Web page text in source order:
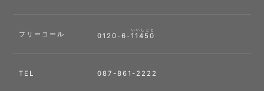
フリーコール 0120-6-11450
いいしごと
TEL 087-861-2222